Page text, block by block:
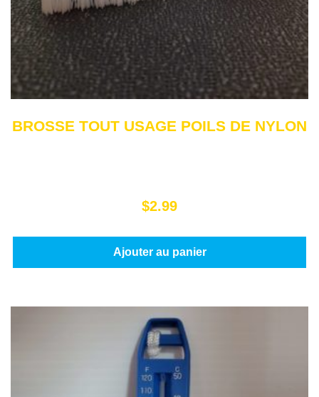
BROSSE TOUT USAGE POILS DE NYLON
$2.99
Ajouter au panier